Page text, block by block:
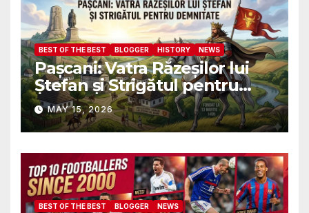
BEST OF THE BEST BLOGGER HISTORY NEWS
Pașcani: Vatra Răzeșilor lui
Ștefan și Strigătul pentru
Demnitate în Fața
Amalgamării
MAY 15, 2026
BEST OF THE BEST BLOGGER NEWS